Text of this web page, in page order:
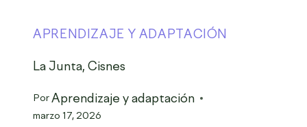
APRENDIZAJE Y ADAPTACIÓN
La Junta, Cisnes
PorAprendizaje y adaptación
marzo 17, 2026